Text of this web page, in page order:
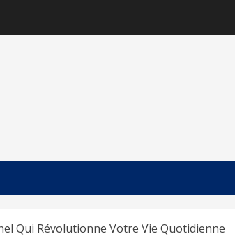
Qui Révolutionne Votre Vie Quotidienne